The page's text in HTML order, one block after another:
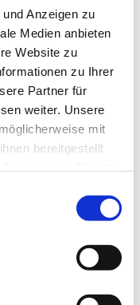
Anzeigen zu
Medien anbieten
Website zu
zu Ihrer
Partner für
weiter. Unsere
mit
bereitgestellt
-